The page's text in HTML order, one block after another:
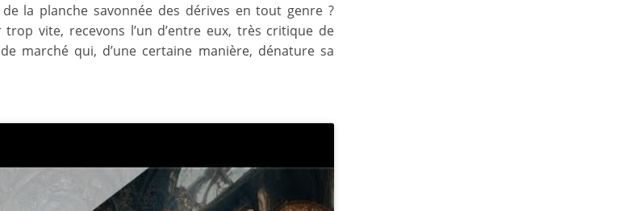
la planche savonnée des dérives en tout genre ?
vite, recevons l’un d’entre eux, très critique de
marché qui, d’une certaine manière, dénature sa